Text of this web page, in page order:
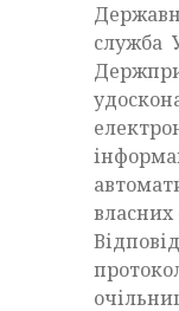
служба
власних